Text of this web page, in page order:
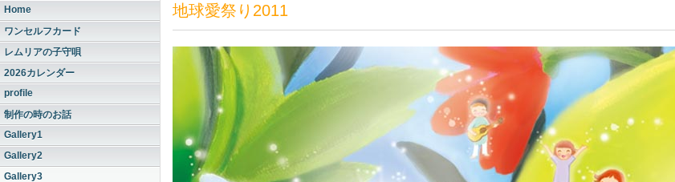
Home
ワンセルフカード
レムリアの子守唄
2026カレンダー
profile
制作の時のお話
Gallery1
Gallery2
Gallery3
地球愛祭り2011